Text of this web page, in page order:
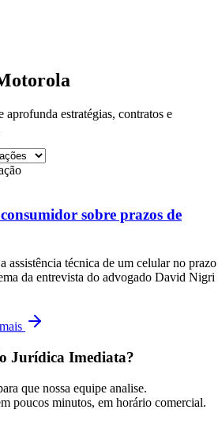
aprofunda estratégias, contratos e
sobre prazos de
assistência técnica de um celular no prazo
da entrevista do advogado David Nigri
Jurídica Imediata?
que nossa equipe analise.
poucos minutos, em horário comercial.